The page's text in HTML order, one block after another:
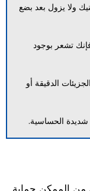
ولا يزول بعد بضع
تشعر بوجود
الدقيقة أو
الحساسية.